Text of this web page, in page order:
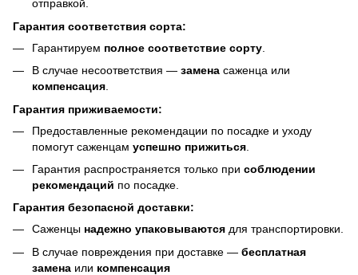
отправкой.
Гарантия соответствия сорта:
Гарантируем полное соответствие сорту
В случае несоответствия — замена саженца или
компенсация
Гарантия приживаемости:
Предоставленные рекомендации по посадке и уходу
помогут саженцам успешно прижиться
Гарантия распространяется только при соблюдении
рекомендаций по посадке.
Гарантия безопасной доставки:
Саженцы надежно упаковываются для транспортировки.
В случае повреждения при доставке — бесплатная
замена или компенсация